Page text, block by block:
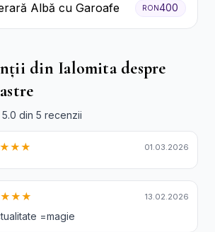
Albă cu Garoafe RON400
din Ialomita despre
din 5 recenzii
01.03.2026
13.02.2026
=magie